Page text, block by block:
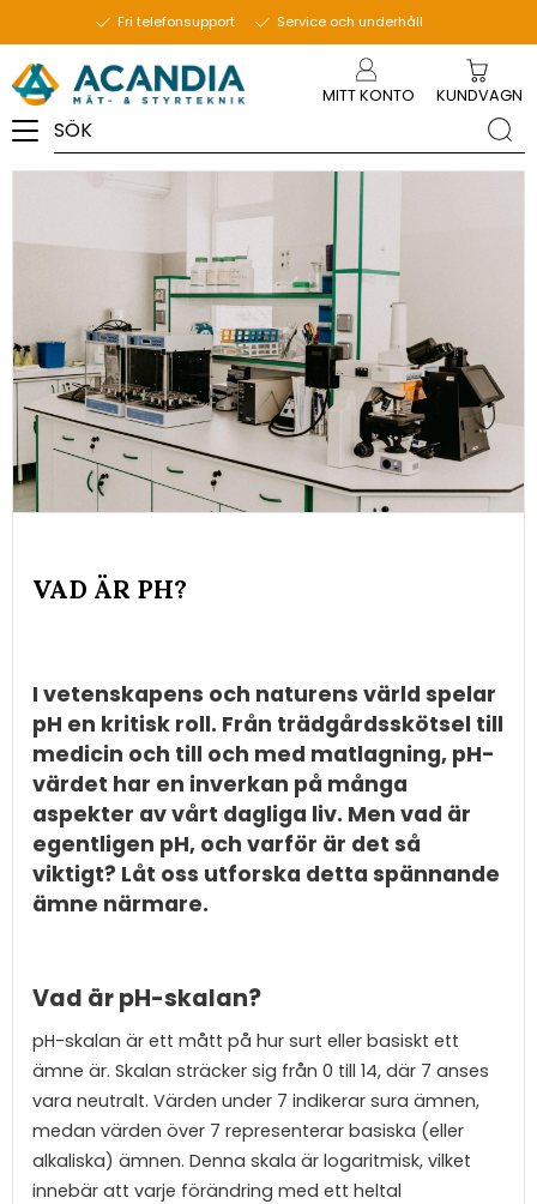
Fri telefonsupport Service och underhåll
MITT KONTO KUNDVAGN
VAD ÄR PH?
I vetenskapens och naturens värld spelar
pH en kritisk roll. Från trädgårdsskötsel till
medicin och till och med matlagning, pH-
värdet har en inverkan på många
aspekter av vårt dagliga liv. Men vad är
egentligen pH, och varför är det så
viktigt? Låt oss utforska detta spännande
ämne närmare.
Vad är pH-skalan?
pH-skalan är ett mått på hur surt eller basiskt ett
ämne är. Skalan sträcker sig från 0 till 14, där 7 anses
vara neutralt. Värden under 7 indikerar sura ämnen,
medan värden över 7 representerar basiska (eller
alkaliska) ämnen. Denna skala är logaritmisk, vilket
innebär att varje förändring med ett heltal